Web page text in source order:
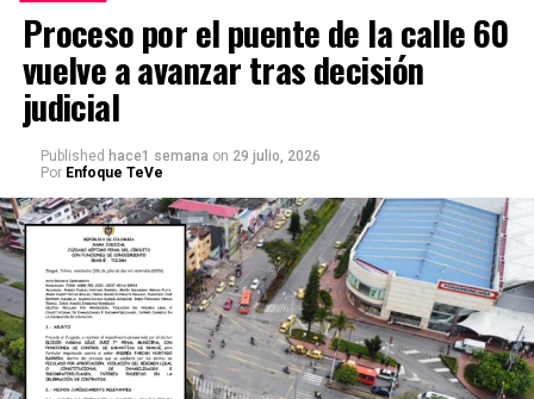
Proceso por el puente de la calle 60
vuelve a avanzar tras decisión
judicial
Published hace1 semana on 29 julio, 2026
Por Enfoque TeVe